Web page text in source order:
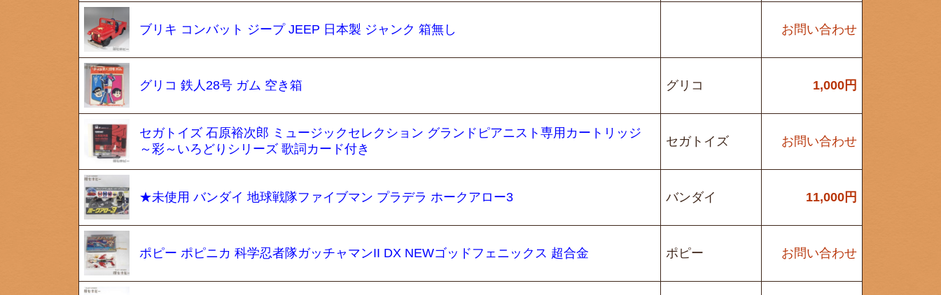
ブリキ コンバット ジープ JEEP 日本製 ジャンク 箱無し お問い合わせ
グリコ 鉄人28号 ガム 空き箱 グリコ 1,000円
セガトイズ 石原裕次郎 ミュージックセレクション グランドピアニスト専用カートリッジ
～彩～いろどりシリーズ 歌詞カード付き
セガトイズ お問い合わせ
★未使用 バンダイ 地球戦隊ファイブマン プラデラ ホークアロー3 バンダイ 11,000円
ポピー ポピニカ 科学忍者隊ガッチャマンII DX NEWゴッドフェニックス 超合金 ポピー お問い合わせ